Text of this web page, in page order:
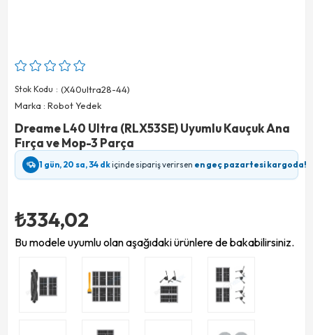
Stok Kodu
(X40ultra28-44)
Marka : Robot Yedek
Dreame L40 Ultra (RLX53SE) Uyumlu Kauçuk Ana
Fırça ve Mop-3 Parça
1 gün, 20 sa, 34 dkiçinde sipariş verirsen en geç pazartesi kargoda!
₺334,02
Bu modele uyumlu olan aşağıdaki ürünlere de bakabilirsiniz.